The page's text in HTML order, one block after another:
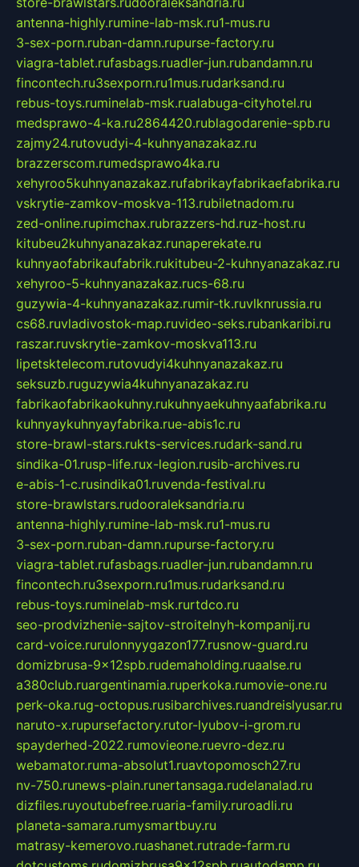
antenna-highly.rumine-lab-msk.ru1-mus.ru
3-sex-porn.ruban-damn.rupurse-factory.ru
viagra-tablet.rufasbags.ruadler-jun.rubandamn.ru
fincontech.ru3sexporn.ru1mus.rudarksand.ru
rebus-toys.ruminelab-msk.rualabuga-cityhotel.ru
medsprawo-4-ka.ru2864420.rublagodarenie-spb.ru
zajmy24.rutovudyi-4-kuhnyanazakaz.ru
brazzerscom.rumedsprawo4ka.ru
xehyroo5kuhnyanazakaz.rufabrikayfabrikaefabrika.ru
vskrytie-zamkov-moskva-113.rubiletnadom.ru
zed-online.rupimchax.rubrazzers-hd.ruz-host.ru
kitubeu2kuhnyanazakaz.runaperekate.ru
kuhnyaofabrikaufabrik.rukitubeu-2-kuhnyanazakaz.ru
xehyroo-5-kuhnyanazakaz.rucs-68.ru
guzywia-4-kuhnyanazakaz.rumir-tk.ruvlknrussia.ru
cs68.ruvladivostok-map.ruvideo-seks.rubankaribi.ru
raszar.ruvskrytie-zamkov-moskva113.ru
lipetsktelecom.rutovudyi4kuhnyanazakaz.ru
seksuzb.ruguzywia4kuhnyanazakaz.ru
fabrikaofabrikaokuhny.rukuhnyaekuhnyaafabrika.ru
kuhnyaykuhnyayfabrika.rue-abis1c.ru
store-brawl-stars.rukts-services.rudark-sand.ru
sindika-01.rusp-life.rux-legion.rusib-archives.ru
e-abis-1-c.rusindika01.ruvenda-festival.ru
store-brawlstars.rudooraleksandria.ru
antenna-highly.rumine-lab-msk.ru1-mus.ru
3-sex-porn.ruban-damn.rupurse-factory.ru
viagra-tablet.rufasbags.ruadler-jun.rubandamn.ru
fincontech.ru3sexporn.ru1mus.rudarksand.ru
rebus-toys.ruminelab-msk.rurtdco.ru
seo-prodvizhenie-sajtov-stroitelnyh-kompanij.ru
card-voice.rurulonnyygazon177.rusnow-guard.ru
domizbrusa-9x12spb.rudemaholding.ruaalse.ru
a380club.ruargentinamia.ruperkoka.rumovie-one.ru
perk-oka.rug-octopus.rusibarchives.ruandreislyusar.ru
naruto-x.rupursefactory.rutor-lyubov-i-grom.ru
spayderhed-2022.rumovieone.ruevro-dez.ru
webamator.ruma-absolut1.ruavtopomosch27.ru
nv-750.runews-plain.runertansaga.rudelanalad.ru
dizfiles.ruyoutubefree.ruaria-family.ruroadli.ru
planeta-samara.rumysmartbuy.ru
matrasy-kemerovo.ruashanet.rutrade-farm.ru